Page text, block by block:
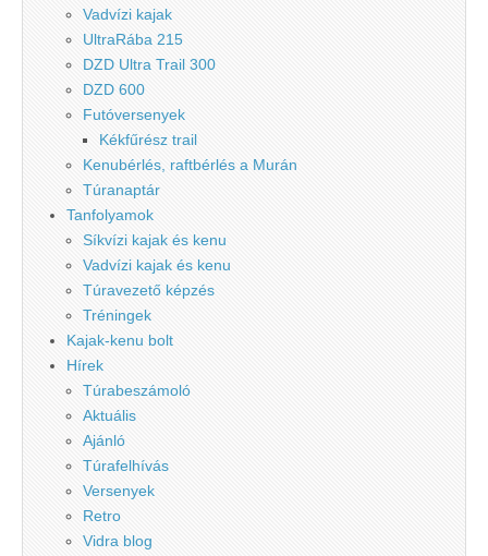
Vadvízi kajak
UltraRába 215
DZD Ultra Trail 300
DZD 600
Futóversenyek
Kékfűrész trail
Kenubérlés, raftbérlés a Murán
Túranaptár
Tanfolyamok
Síkvízi kajak és kenu
Vadvízi kajak és kenu
Túravezető képzés
Tréningek
Kajak-kenu bolt
Hírek
Túrabeszámoló
Aktuális
Ajánló
Túrafelhívás
Versenyek
Retro
Vidra blog